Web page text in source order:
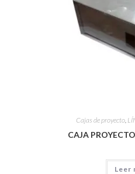
Cajas de proyecto,
CAJA
Leer